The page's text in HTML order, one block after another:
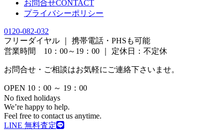
お問合せCONTACT
プライバシーポリシー
0120-082-032
フリーダイヤル ｜ 携帯電話・PHSも可能
営業時間 10：00～19：00 ｜ 定休日：不定休
お問合せ・ご相談はお気軽にご連絡下さいませ。
OPEN 10：00 ～ 19：00
No fixed holidays
We’re happy to help.
Feel free to contact us anytime.
LINE 無料査定